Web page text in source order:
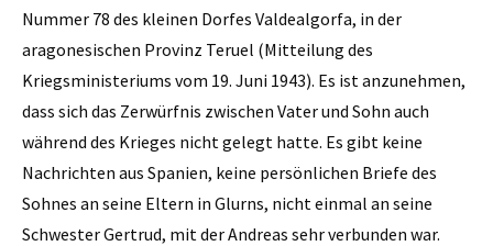
Nummer 78 des kleinen Dorfes Valdealgorfa, in der
aragonesischen Provinz Teruel (Mitteilung des
Kriegsministeriums vom 19. Juni 1943). Es ist anzunehmen,
dass sich das Zerwürfnis zwischen Vater und Sohn auch
während des Krieges nicht gelegt hatte. Es gibt keine
Nachrichten aus Spanien, keine persönlichen Briefe des
Sohnes an seine Eltern in Glurns, nicht einmal an seine
Schwester Gertrud, mit der Andreas sehr verbunden war.